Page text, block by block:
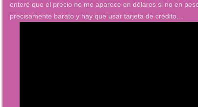
enteré que el precio no me aparece en dólares si no en
precisamente barato y hay que usar tarjeta de crédito…